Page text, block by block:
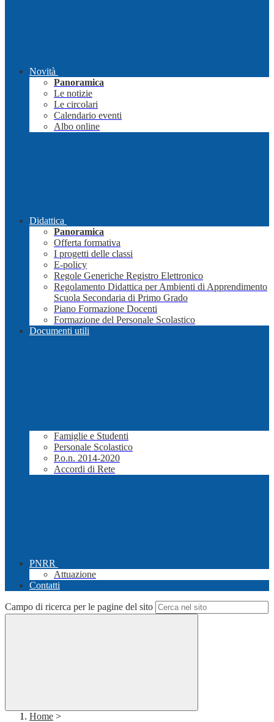
Novità
Panoramica
Le notizie
Le circolari
Calendario eventi
Albo online
Didattica
Panoramica
Offerta formativa
I progetti delle classi
E-policy
Regole Generiche Registro Elettronico
Regolamento Didattica per Ambienti di Apprendimento
Scuola Secondaria di Primo Grado
Piano Formazione Docenti
Formazione del Personale Scolastico
Documenti utili
Famiglie e Studenti
Personale Scolastico
P.o.n. 2014-2020
Accordi di Rete
PNRR
Attuazione
Contatti
Campo di ricerca per le pagine del sito
Home >